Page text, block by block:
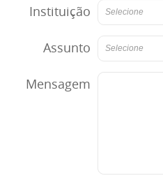
Instituição Selecione
Assunto Selecione
Mensagem